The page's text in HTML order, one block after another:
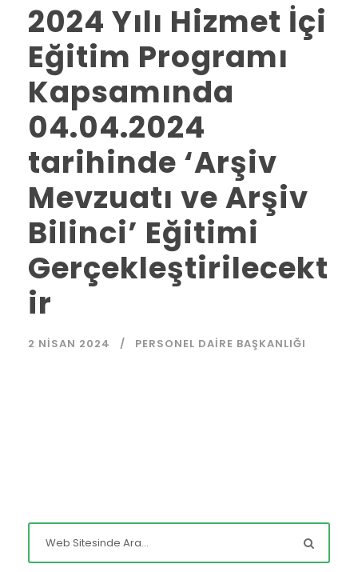
2024 Yılı Hizmet İçi
Eğitim Programı
Kapsamında
04.04.2024
tarihinde ‘Arşiv
Mevzuatı ve Arşiv
Bilinci’ Eğitimi
Gerçekleştirilecekt
ir
2 NISAN 2024 PERSONEL DAIRE BAŞKANLIĞI